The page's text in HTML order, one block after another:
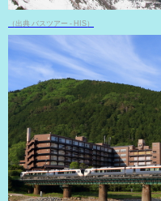
（出典 バスツアー - HIS）